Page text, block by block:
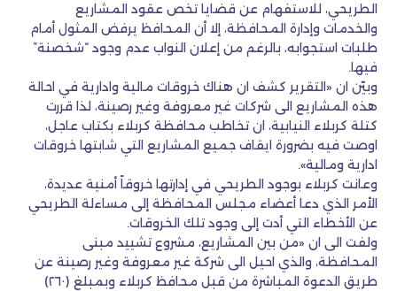
الطريحي، للاستفهام عن قضايا تخص عقود المشاريع
والخدمات وإدارة المحافظة، إلا أن المحافظ يرفض المثول أمام
طلبات استجوابه، بالرغم من إعلان النواب عدم وجود “شخصنة”
فيها.
وبيّن ان «التقرير كشف ان هناك خروقات مالية وادارية في احالة
هذه المشاريع الى شركات غير معروفة وغير رصينة، لذا قررت
كتلة كربلاء النيابية، ان تخاطب محافظة كربلاء بكتاب عاجل،
اوصت فيه بضرورة ايقاف جميع المشاريع التي شابتها خروقات
ادارية ومالية».
وعانت كربلاء بوجود الطريحي في إدارتها خروقاً أمنية عديدة،
الأمر الذي دعا أعضاء مجلس المحافظة إلى مساءلة الطريحي
عن الأخطاء التي أدت إلى وجود تلك الخروقات.
ولفت الى ان «من بين المشاريع، مشروع تشييد مبنى
المحافظة، والذي احيل الى شركة غير معروفة وغير رصينة عن
طريق الدعوة المباشرة من قبل محافظ كربلاء وبمبلغ (٢٦٠)